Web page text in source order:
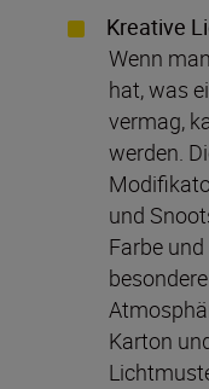
Kreative
Wenn
hat, was
vermag,
werden.
und
Farbe
Karton